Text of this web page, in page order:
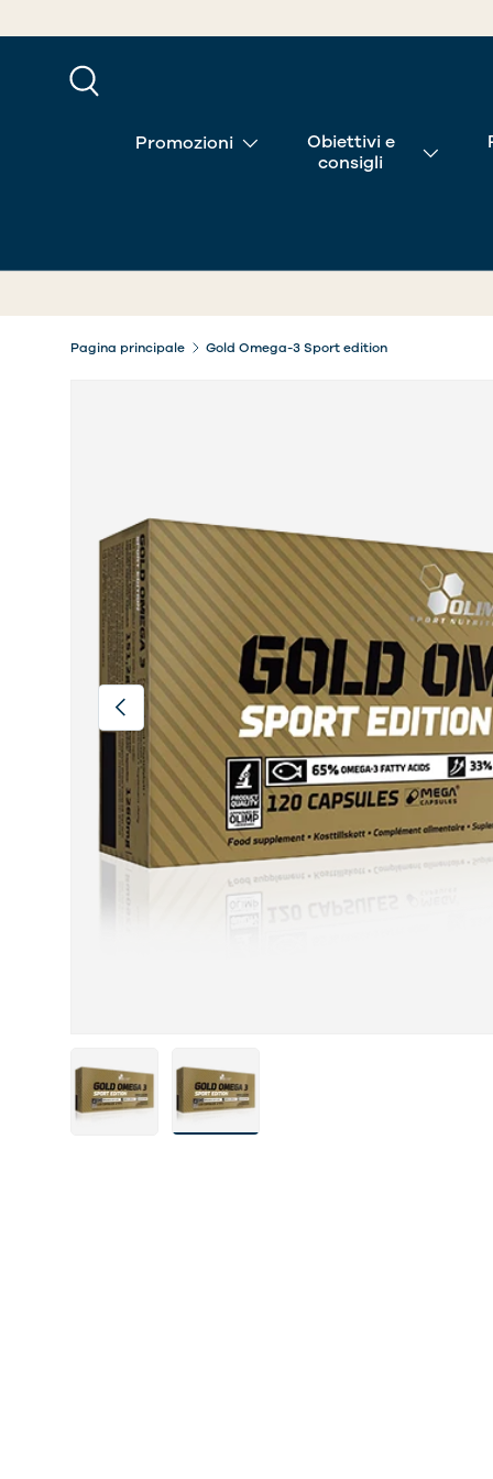
PASSA AI CONTENUTI
Promozioni
Obiettivi e
consigli
Pagina principale Gold Omega-3 Sport edition
Indietro
Carica immagine 1 nella visualizzazione galleria
Carica immagine 2 nella